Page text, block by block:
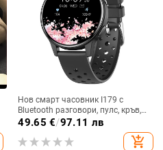
Нов смарт часовник I179 с
Bluetooth разговори, пулс, кръв,
кислород, музика, броене на
крачки, спортен смарт часовник
49.65 €/97.11 лв
add_shopping_cart